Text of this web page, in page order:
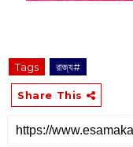
Tags রাজ্য#
Share This